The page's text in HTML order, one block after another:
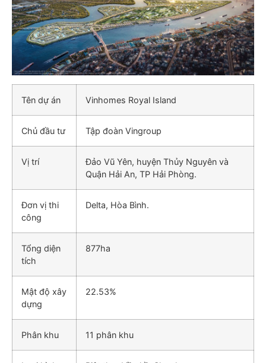
Tên dự án Vinhomes Royal Island
Chủ đầu tư Tập đoàn Vingroup
Vị trí
Đảo Vũ Yên, huyện Thủy Nguyên và
Quận Hải An, TP Hải Phòng.
Đơn vị thi
công
Delta, Hòa Bình.
Tổng diện
tích
877ha
Mật độ xây
dựng
22.53%
Phân khu 11 phân khu